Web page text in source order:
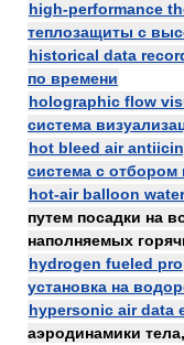
high-performance
теплозащиты с
historical data
по времени
holographic flow
система
hot bleed air
система с отбором
hot-air balloon
путем посадки на
наполняемых
hydrogen fueled
установка на
hypersonic air data
аэродинамики